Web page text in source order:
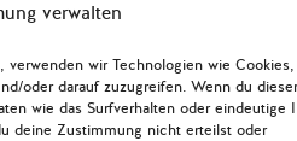
verwalten
wir Technologien wie Cookies,
oder darauf zuzugreifen. Wenn du
wie das Surfverhalten oder eindeutige
deine Zustimmung nicht erteilst oder